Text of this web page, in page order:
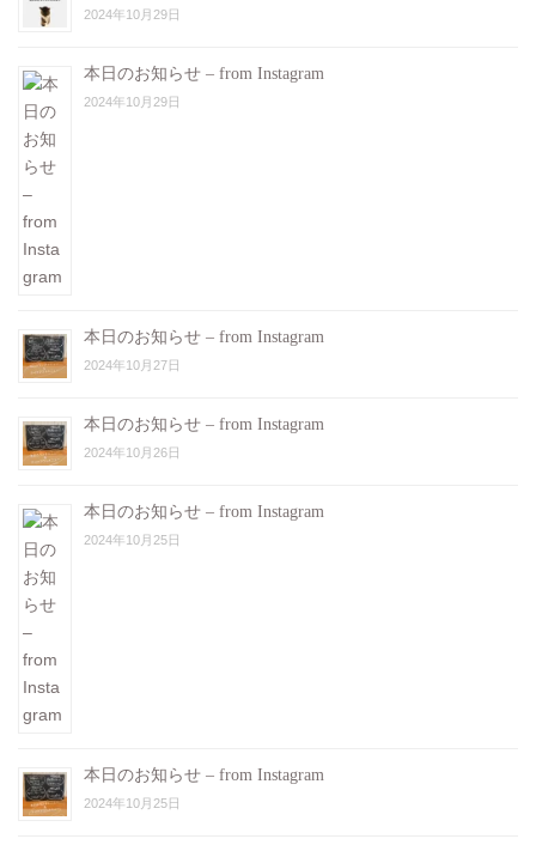
2024年10月29日
本日のお知らせ – from Instagram
2024年10月29日
本日のお知らせ – from Instagram
2024年10月27日
本日のお知らせ – from Instagram
2024年10月26日
本日のお知らせ – from Instagram
2024年10月25日
本日のお知らせ – from Instagram
2024年10月25日